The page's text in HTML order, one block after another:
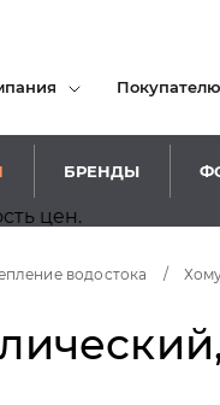
Покупателю
БРЕНДЫ
водостока /